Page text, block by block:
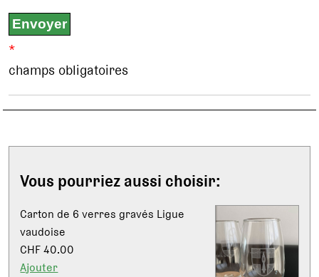
*
champs obligatoires
Vous pourriez aussi choisir:
Carton de 6 verres gravés Ligue
vaudoise
CHF 40.00
Ajouter